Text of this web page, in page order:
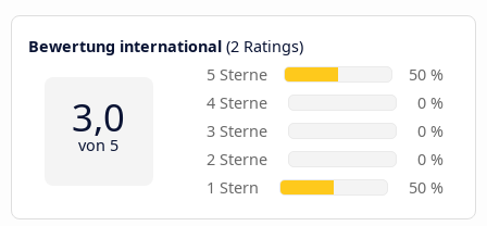
Bewertung international (2 Ratings)
3,0
von 5
5 Sterne
50 %
4 Sterne
0 %
3 Sterne
0 %
2 Sterne
0 %
1 Stern
50 %